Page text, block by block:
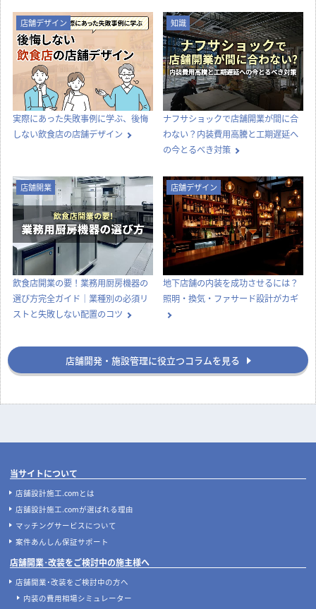
店舗開業
【どっちが正解？】居抜き物件とス
店舗開業
飲食店の内装工事期間はどのくら
い？居抜き・スケルトンの目安と工
店舗デザイン
実際にあった失敗事例に学ぶ、後悔
しない飲食店の店舗デザイン
知識
ナフサショックで店舗開業が間に合
わない？内装費用高騰と工期遅延へ
選び方完全ガイド｜業種別の必須リ
ストと失敗しない配置のコツ
店舗デザイン
照明・換気・ファサード設計がカギ
店舗開発・施設管理に役立つコラムを見る